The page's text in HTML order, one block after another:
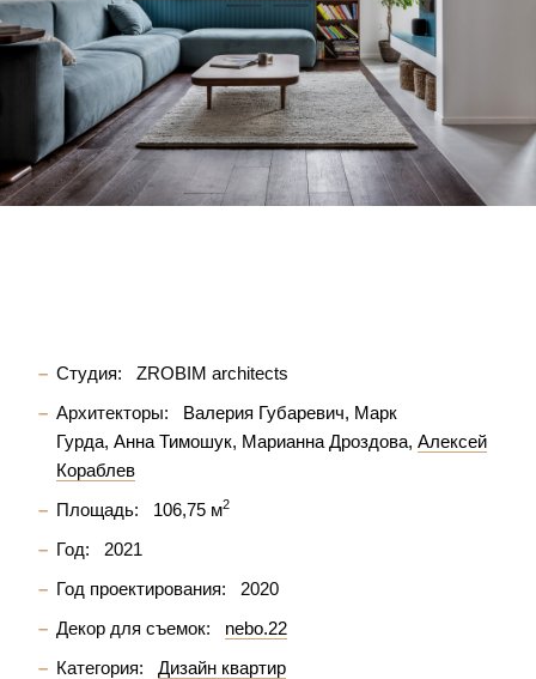
Студия:
ZROBIM architects
Архитекторы:
Валерия Губаревич Марк
Гурда Анна Тимошук Марианна Дроздова Алексей
Кораблев
Площадь:
106,75 м2
Год:
2021
Год проектирования:
2020
Декор для съемок:
nebo.22
Категория:
Дизайн квартир